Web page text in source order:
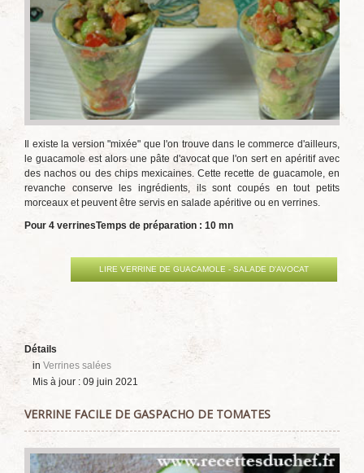
Il existe la version "mixée" que l'on trouve dans le commerce d'ailleurs,
le guacamole est alors une pâte d'avocat que l'on sert en apéritif avec
des nachos ou des chips mexicaines. Cette recette de guacamole, en
revanche conserve les ingrédients, ils sont coupés en tout petits
morceaux et peuvent être servis en salade apéritive ou en verrines.
Pour 4 verrinesTemps de préparation : 10 mn
LIRE VERRINE DE GUACAMOLE - SALADE D'AVOCAT
Détails
in Verrines salées
Mis à jour : 09 juin 2021
VERRINE FACILE DE GASPACHO DE TOMATES